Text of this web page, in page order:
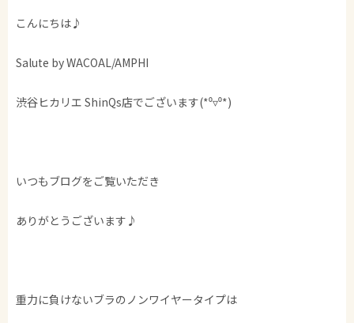
こんにちは♪
Salute by WACOAL/AMPHI
渋谷ヒカリエ ShinQs店でございます(*⁰▿⁰*)
いつもブログをご覧いただき
ありがとうございます♪
重力に負けないブラのノンワイヤータイプは